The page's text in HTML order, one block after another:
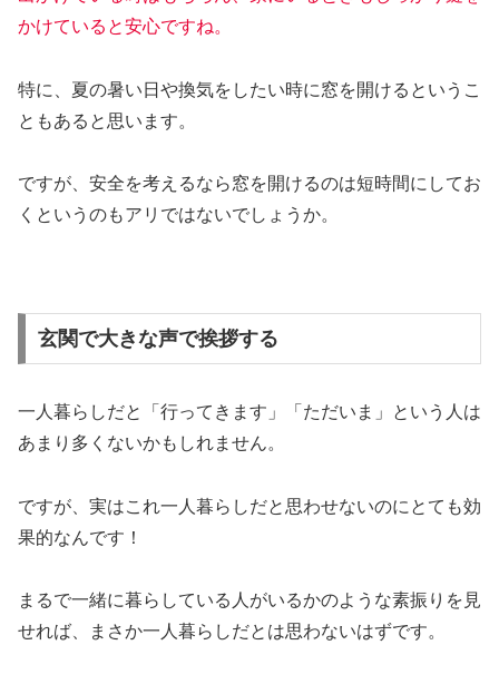
かけていると安心ですね。
特に、夏の暑い日や換気をしたい時に窓を開けるというこ
ともあると思います。
ですが、安全を考えるなら窓を開けるのは短時間にしてお
くというのもアリではないでしょうか。
玄関で大きな声で挨拶する
一人暮らしだと「行ってきます」「ただいま」という人は
あまり多くないかもしれません。
ですが、実はこれ一人暮らしだと思わせないのにとても効
果的なんです！
まるで一緒に暮らしている人がいるかのような素振りを見
せれば、まさか一人暮らしだとは思わないはずです。